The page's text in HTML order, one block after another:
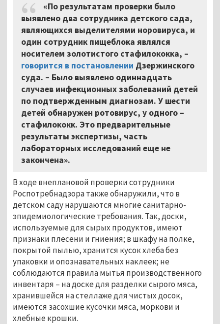
«По результатам проверки было
выявлено два сотрудника детского сада,
являющихся выделителями норовируса, и
один сотрудник пищеблока являлся
носителем золотистого стафилококка, –
говорится в постановлении Дзержинского
суда. – Было выявлено одиннадцать
случаев инфекционных заболеваний детей
по подтвержденным диагнозам. У шести
детей обнаружен ротовирус, у одного –
стафилококк. Это предварительные
результаты экспертизы, часть
лабораторных исследований еще не
закончена».
В ходе внеплановой проверки сотрудники
Роспотребнадзора также обнаружили, что в
детском саду нарушаются многие санитарно-
эпидемиологические требования. Так, доски,
используемые для сырых продуктов, имеют
признаки плесени и гниения; в шкафу на полке,
покрытой пылью, хранится кусок хлеба без
упаковки и опознавательных наклеек; не
соблюдаются правила мытья производственного
инвентаря – на доске для разделки сырого мяса,
хранившейся на стеллаже для чистых досок,
имеются засохшие кусочки мяса, моркови и
хлебные крошки.